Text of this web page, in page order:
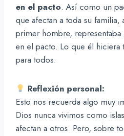
en el pacto. Así como un
que afectan a toda su familia,
primer hombre, representaba
en el pacto. Lo que él hiciera
para todos.
Reflexión personal:
Esto nos recuerda algo muy
Dios nunca vivimos como
afectan a otros. Pero, sobre